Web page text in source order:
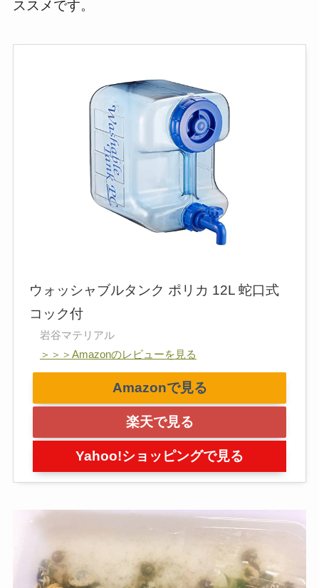
ススメです。
ウォッシャブルタンク ポリカ 12L 蛇口式
コック付
岩谷マテリアル
＞＞＞Amazonのレビューを見る
Amazonで見る
楽天で見る
Yahoo!ショッピングで見る